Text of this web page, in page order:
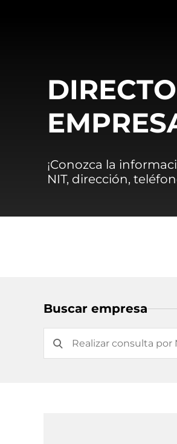
¡Conozca la
NIT, dirección,
Buscar empresa